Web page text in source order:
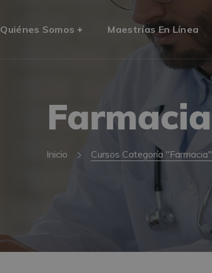
Quiénes Somos Maestrías En Línea
Farmacia
Inicio Cursos Categoría "Farmacia"